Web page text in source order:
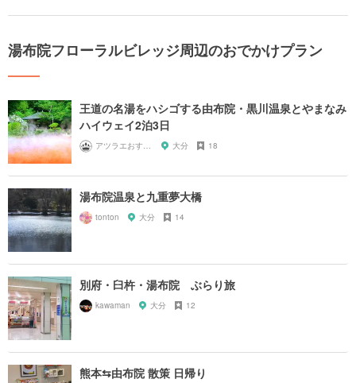
湯布院フローラルビレッジ周辺のおでかけプラン
王道の名湯をハシゴする由布院・黒川温泉とやまなみ
ハイウェイ2泊3日
アツラエおすすめ旅プラン！ 大分 18
湯布院温泉と九重夢大橋
tonton 大分 14
別府・臼杵・湯布院 ぶらり旅
kawaman 大分 12
熊本⇆由布院 散策 日帰り